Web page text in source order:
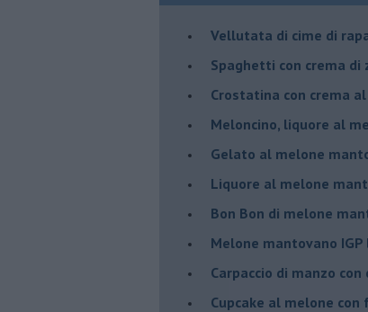
Vellutata di cime di
Spaghetti con crema di
Crostatina con crema
Meloncino, liquore al
Gelato al melone
Liquore al melone
Bon Bon di melone
Melone mantovano
Carpaccio di manzo
Cupcake al melone